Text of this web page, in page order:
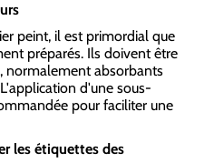
peint, il est primordial que
préparés. Ils doivent être
normalement absorbants
d'une sous-
pour faciliter une
les étiquettes des